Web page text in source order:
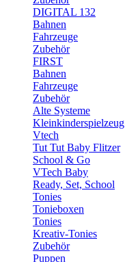
DIGITAL 132
Bahnen
Fahrzeuge
Zubehör
FIRST
Bahnen
Fahrzeuge
Zubehör
Alte Systeme
Kleinkinderspielzeug
Vtech
Tut Tut Baby Flitzer
School & Go
VTech Baby
Ready, Set, School
Tonies
Tonieboxen
Tonies
Kreativ-Tonies
Zubehör
Puppen